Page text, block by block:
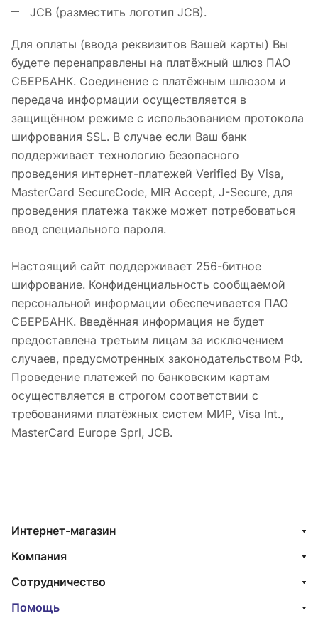
JCB (разместить логотип JCB).
Для оплаты (ввода реквизитов Вашей карты) Вы
будете перенаправлены на платёжный шлюз ПАО
СБЕРБАНК. Соединение с платёжным шлюзом и
передача информации осуществляется в
защищённом режиме с использованием протокола
шифрования SSL. В случае если Ваш банк
поддерживает технологию безопасного
проведения интернет-платежей Verified By Visa,
MasterCard SecureCode, MIR Accept, J-Secure, для
проведения платежа также может потребоваться
ввод специального пароля.
Настоящий сайт поддерживает 256-битное
шифрование. Конфиденциальность сообщаемой
персональной информации обеспечивается ПАО
СБЕРБАНК. Введённая информация не будет
предоставлена третьим лицам за исключением
случаев, предусмотренных законодательством РФ.
Проведение платежей по банковским картам
осуществляется в строгом соответствии с
требованиями платёжных систем МИР, Visa Int.,
MasterCard Europe Sprl, JCB.
Интернет-магазин
Компания
Сотрудничество
Помощь